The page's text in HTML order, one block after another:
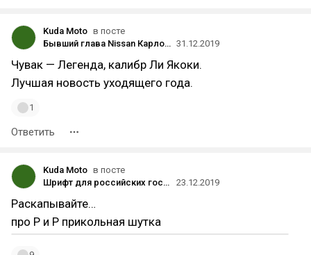
Kuda Moto в посте
Бывший глава Nissan Карлос Гон сбежал из Японии в Ливан в ожидании суда по делу о мошенничестве и сокрытии доходов 31.12.2019
Чувак — Легенда, калибр Ли Якоки.
Лучшая новость уходящего года.
1
Ответить
Kuda Moto в посте
Шрифт для российских государственных проектов Golos стал бесплатным для всех
23.12.2019
Раскапывайте…
про P и P прикольная шутка